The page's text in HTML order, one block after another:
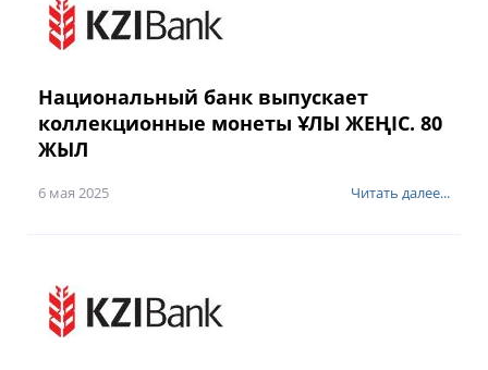
Национальный банк выпускает
коллекционные монеты ҰЛЫ ЖЕҢІС. 80
ЖЫЛ
6 мая 2025 Читать далее...